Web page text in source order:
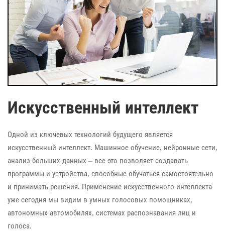
Искусственный интеллект
Одной из ключевых технологий будущего является
искусственный интеллект. Машинное обучение, нейронные сети,
анализ больших данных – все это позволяет создавать
программы и устройства, способные обучаться самостоятельно
и принимать решения. Применение искусственного интеллекта
уже сегодня мы видим в умных голосовых помощниках,
автономных автомобилях, системах распознавания лиц и
голоса.